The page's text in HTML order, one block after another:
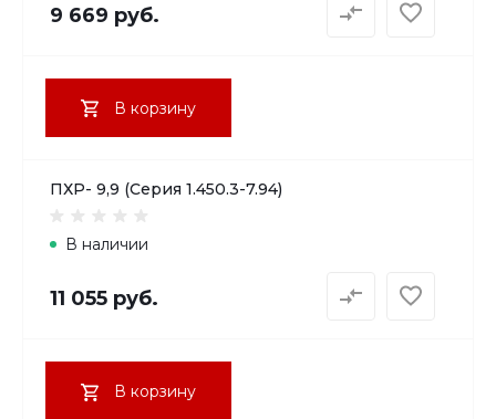
9 669 руб.
В корзину
ПХР- 9,9 (Серия 1.450.3-7.94)
В наличии
11 055 руб.
В корзину